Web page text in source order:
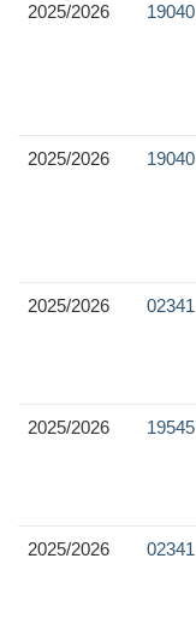
2025/2026 19040
2025/2026 19040
2025/2026 02341
2025/2026 19545
2025/2026 02341